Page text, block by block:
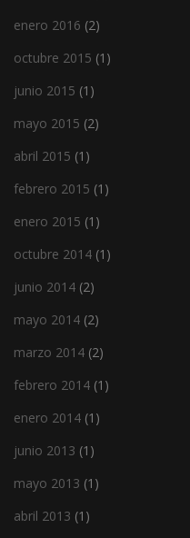
enero 2016 (2)
octubre 2015 (1)
junio 2015 (1)
mayo 2015 (2)
abril 2015 (1)
febrero 2015 (1)
enero 2015 (1)
octubre 2014 (1)
junio 2014 (2)
mayo 2014 (2)
marzo 2014 (2)
febrero 2014 (1)
enero 2014 (1)
junio 2013 (1)
mayo 2013 (1)
abril 2013 (1)